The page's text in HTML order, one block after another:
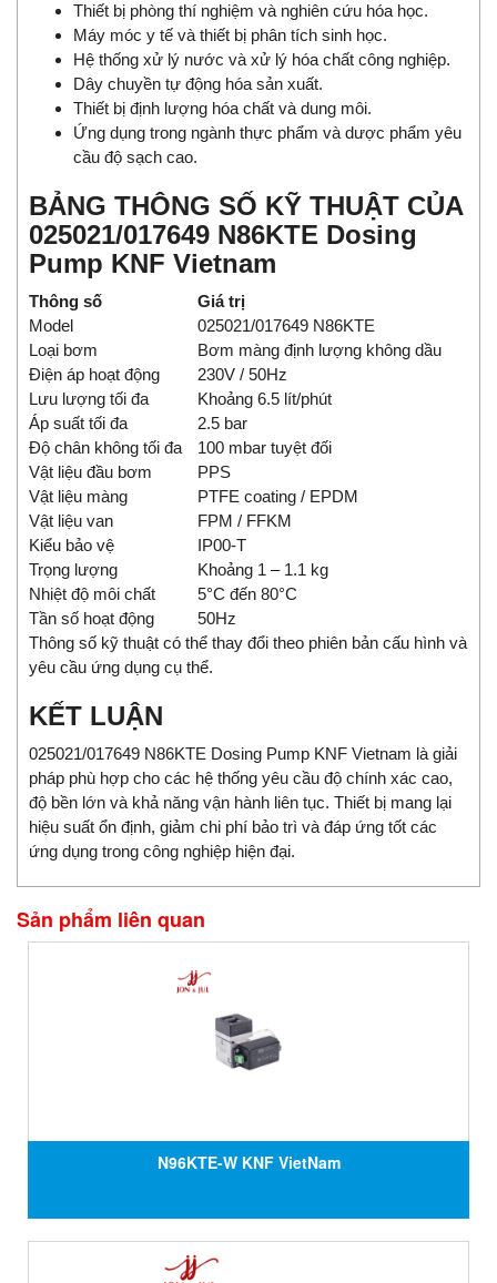
Thiết bị phòng thí nghiệm và nghiên cứu hóa học.
Máy móc y tế và thiết bị phân tích sinh học.
Hệ thống xử lý nước và xử lý hóa chất công nghiệp.
Dây chuyền tự động hóa sản xuất.
Thiết bị định lượng hóa chất và dung môi.
Ứng dụng trong ngành thực phẩm và dược phẩm yêu
cầu độ sạch cao.
BẢNG THÔNG SỐ KỸ THUẬT CỦA
025021/017649 N86KTE Dosing
Pump KNF Vietnam
Thông số
Giá trị
Model
025021/017649 N86KTE
Loại bơm
Bơm màng định lượng không dầu
Điện áp hoạt động
230V / 50Hz
Lưu lượng tối đa
Khoảng 6.5 lít/phút
Áp suất tối đa
2.5 bar
Độ chân không tối đa
100 mbar tuyệt đối
Vật liệu đầu bơm
PPS
Vật liệu màng
PTFE coating / EPDM
Vật liệu van
FPM / FFKM
Kiểu bảo vệ
IP00-T
Trọng lượng
Khoảng 1 – 1.1 kg
Nhiệt độ môi chất
5°C đến 80°C
Tần số hoạt động
50Hz
Thông số kỹ thuật có thể thay đổi theo phiên bản cấu hình và
yêu cầu ứng dụng cụ thể.
KẾT LUẬN
025021/017649 N86KTE Dosing Pump KNF Vietnam là giải
pháp phù hợp cho các hệ thống yêu cầu độ chính xác cao,
độ bền lớn và khả năng vận hành liên tục. Thiết bị mang lại
hiệu suất ổn định, giảm chi phí bảo trì và đáp ứng tốt các
ứng dụng trong công nghiệp hiện đại.
Sản phẩm liên quan
N96KTE-W KNF VietNam